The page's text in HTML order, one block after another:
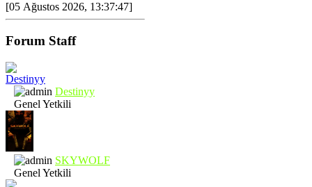
[05 Ağustos 2026, 13:37:47]
Forum Staff
Destinyy
Genel Yetkili
SKYWOLF
Genel Yetkili